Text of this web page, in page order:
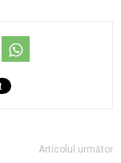
Articolul următor